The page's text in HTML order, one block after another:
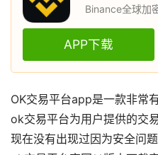
Binance全球加
APP下载
OK交易平台app是一款非常
ok交易平台为用户提供的交
现在没有出现过因为安全问